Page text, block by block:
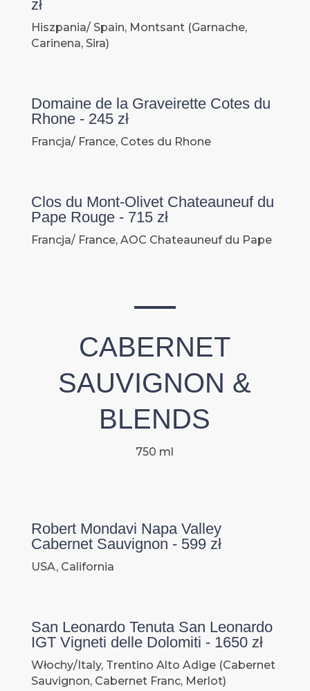
zł
Hiszpania/ Spain, Montsant (Garnache,
Carinena, Sira)
Domaine de la Graveirette Cotes du
Rhone - 245 zł
Francja/ France, Cotes du Rhone
Clos du Mont-Olivet Chateauneuf du
Pape Rouge - 715 zł
Francja/ France, AOC Chateauneuf du Pape
CABERNET
SAUVIGNON &
BLENDS
750 ml
Robert Mondavi Napa Valley
Cabernet Sauvignon - 599 zł
USA, California
San Leonardo Tenuta San Leonardo
IGT Vigneti delle Dolomiti - 1650 zł
Włochy/Italy, Trentino Alto Adige (Cabernet
Sauvignon, Cabernet Franc, Merlot)